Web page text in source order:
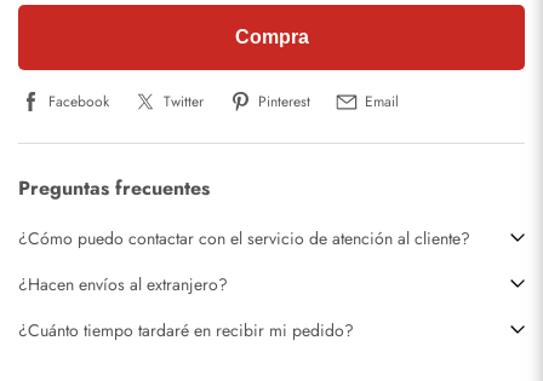
Compra
Facebook Twitter Pinterest Email
Preguntas frecuentes
¿Cómo puedo contactar con el servicio de atención al cliente?
¿Hacen envíos al extranjero?
¿Cuánto tiempo tardaré en recibir mi pedido?